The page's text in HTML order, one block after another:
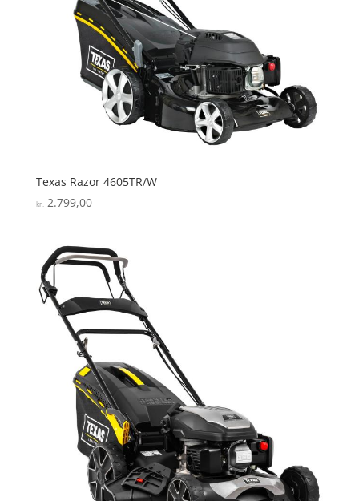
Texas Razor 4605TR/W
kr. 2.799,00